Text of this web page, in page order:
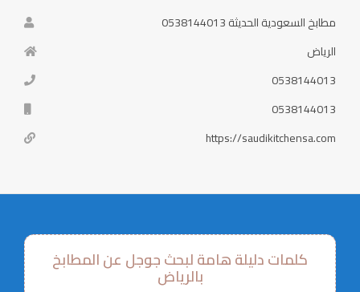
مطابخ السعودية الحديثة 0538144013
الرياض
0538144013
0538144013
https://saudikitchensa.com
كلمات دليلة هامة لبحث جوجل عن المطابخ
بالرياض